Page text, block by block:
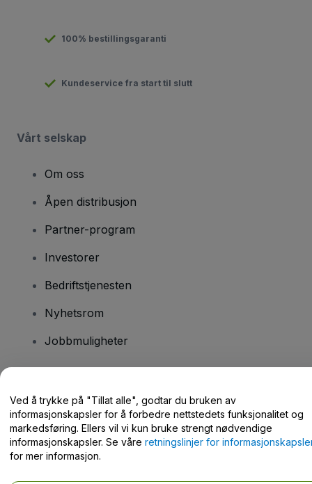
100% bestillingsgaranti
Kundeservice fra start til slutt
Vårt selskap
Om oss
Åpen distribusjon
Partner-program
Investorer
Bedriftstjenesten
Nyhetsrom
Jobbmuligheter
Hjelpesenter / kontakt oss
Ved å trykke på "Tillat alle", godtar du bruken av
informasjonskapsler for å forbedre nettstedets funksjonalitet og
markedsføring. Ellers vil vi kun bruke strengt nødvendige
informasjonskapsler. Se våre retningslinjer for
for mer informasjon.